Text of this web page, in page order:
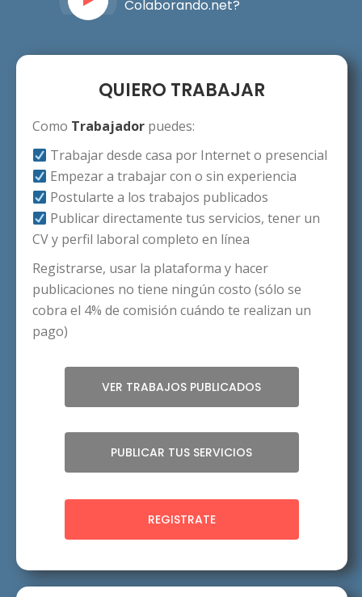
Colaborando.net?
QUIERO TRABAJAR
Como Trabajador puedes:
Trabajar desde casa por Internet o presencial
Empezar a trabajar con o sin experiencia
Postularte a los trabajos publicados
Publicar directamente tus servicios, tener un
CV y perfil laboral completo en línea
Registrarse, usar la plataforma y hacer
publicaciones no tiene ningún costo (sólo se
cobra el 4% de comisión cuándo te realizan un
pago)
VER TRABAJOS PUBLICADOS
PUBLICAR TUS SERVICIOS
REGISTRATE